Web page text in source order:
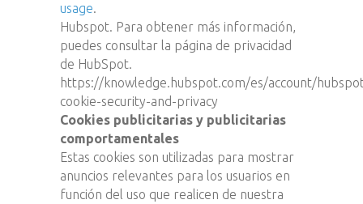
usage.
Hubspot. Para obtener más información,
puedes consultar la página de privacidad
de HubSpot.
https://knowledge.hubspot.com/es/account/
cookie-security-and-privacy
Cookies publicitarias y publicitarias
comportamentales
Estas cookies son utilizadas para mostrar
anuncios relevantes para los usuarios en
función del uso que realicen de nuestra